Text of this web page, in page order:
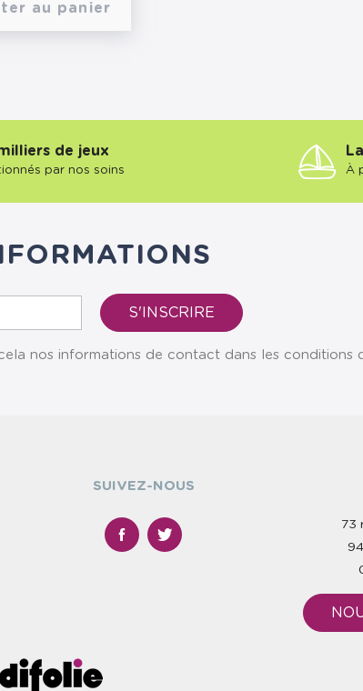
au panier
de jeux
par nos soins À
nos informations de contact dans les conditions
SUIVEZ-NOUS
73